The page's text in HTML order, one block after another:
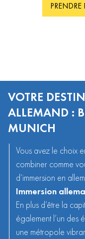
PRENDRE
VOTRE
ALLEMAND :
MUNICH
Vous avez le choix
combiner comme
d’immersion en
Immersion
En plus d’être la
également l’un des
une métropole